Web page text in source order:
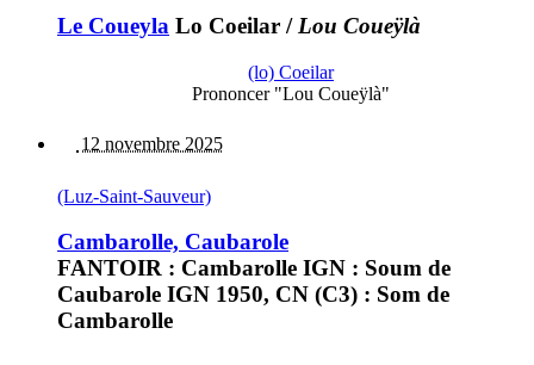
Le Coueyla Lo Coeilar / Lou Coueÿlà
(lo) Coeilar
Prononcer "Lou Coueÿlà"
12 novembre 2025
(Luz-Saint-Sauveur)
Cambarolle, Caubarole
FANTOIR : Cambarolle IGN : Soum de
Caubarole IGN 1950, CN (C3) : Som de
Cambarolle